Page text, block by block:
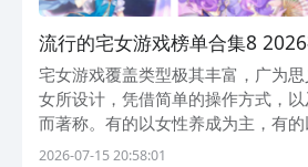
流行的宅女游戏榜单合集8
机版before_2
宅女游戏覆盖类型极其丰富，广为
女所设计，凭借简单的操作方式，
而著称。有的以女性养成为主，有
闲暇之余都可轻松畅玩，回到安逸的
2026-07-15 20:58:01